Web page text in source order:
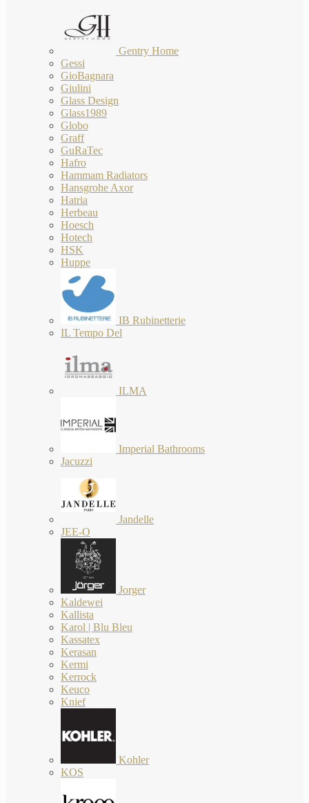
Gentry Home
Gessi
GioBagnara
Giulini
Glass Design
Glass1989
Globo
Graff
GuRaTec
Hafro
Hammam Radiators
Hansgrohe Axor
Hatria
Herbeau
Hoesch
Hotech
HSK
Huppe
IB Rubinetterie
IL Tempo Del
ILMA
Imperial Bathrooms
Jacuzzi
Jandelle
JEE-O
Jorger
Kaldewei
Kallista
Karol | Blu Bleu
Kassatex
Kerasan
Kermi
Kerrock
Keuco
Knief
Kohler
KOS